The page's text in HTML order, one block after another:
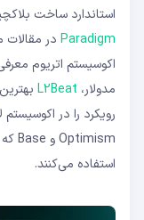
استاندارد ساخت
Paradigm در
اکوسیستم اتریوم
مدولار، L2Beat
Optimism و Base که همگی از
استفاده می‌کنند.